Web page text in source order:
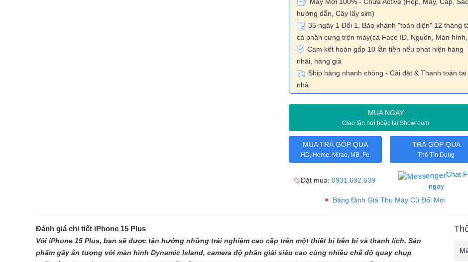
hướng dẫn, Cây lấy sim)
35 ngày 1 Đổi 1, Bảo xhành "toàn diện" 12 tháng
cả phần cứng trên máy(cả Face ID, Nguồn, Màn
Cam kết hoàn gấp 10 lần tiền nếu phát hiện hàng
nhái, hàng giả
Ship hàng nhanh chóng - Cài đặt & Thanh toán tại
nhà
MUA NGAY
Giao tận nơi hoặc tại Showroom
MUA TRẢ GÓP QUA
HD, Home, Mirae, MB, Fe
TRẢ GÓP QUA
Thẻ Tín Dụng
Đặt mua:0931.692.639
Chat
ngay
Bảng Định Giá Thu Máy Cũ Đổi Mới
Đánh giá chi tiết iPhone 15 Plus
Với iPhone 15 Plus, bạn sẽ được tận hưởng những trải nghiệm cao cấp trên một thiết bị bền bỉ và thanh lịch. Sản
phẩm gây ấn tượng với màn hình Dynamic Island, camera độ phân giải siêu cao cùng nhiều chế độ quay chụp